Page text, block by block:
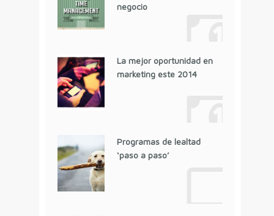
negocio
La mejor oportunidad en
marketing este 2014
Programas de lealtad
‘paso a paso’